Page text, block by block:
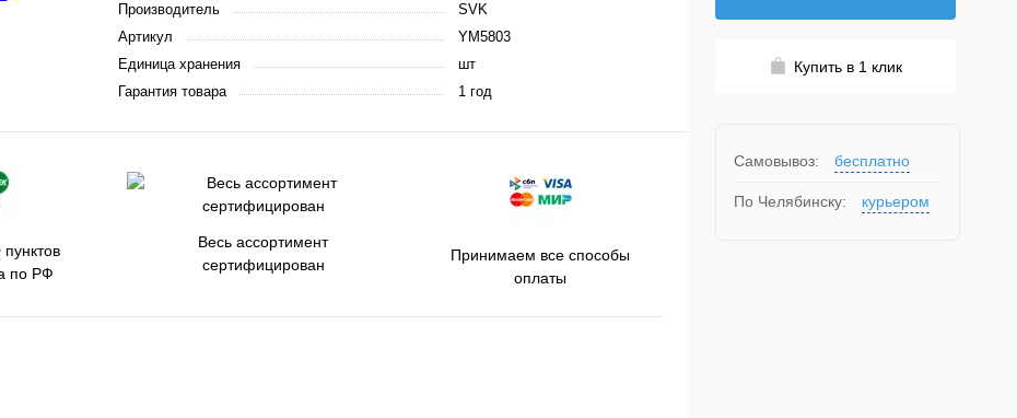
Производитель
SVK
Артикул
YM5803
Единица хранения
шт
Гарантия товара
1 год
по РФ
Весь ассортимент
сертифицирован
Принимаем все способы
оплаты
Купить в 1 клик
Самовывоз: бесплатно
По Челябинску: курьером